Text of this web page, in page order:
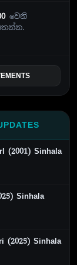
වෙනි
(2001) Sinhala
Sinhala
(2025) Sinhala